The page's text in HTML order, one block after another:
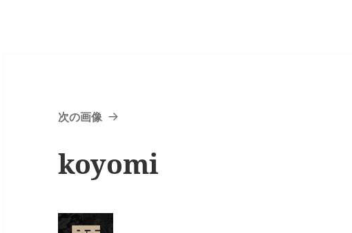
次の画像
koyomi